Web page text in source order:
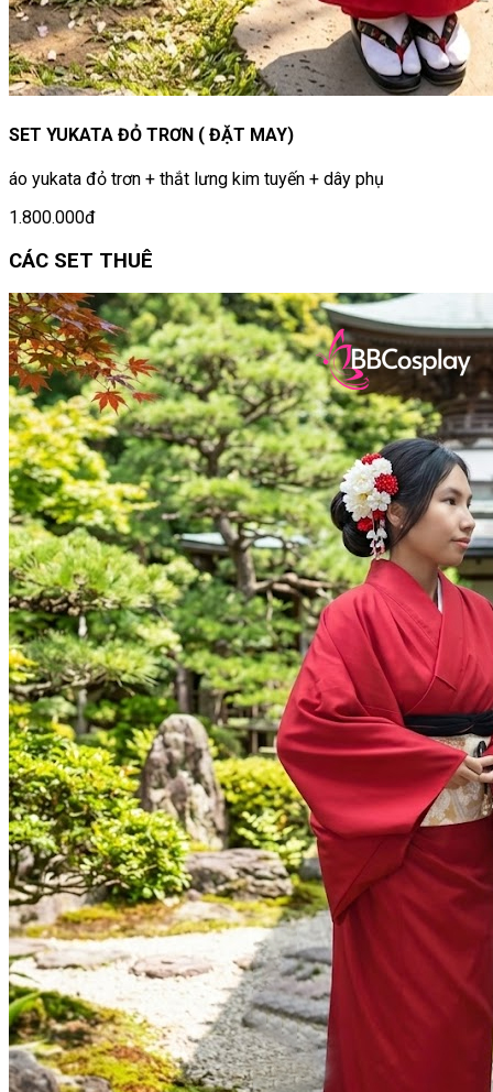
SET YUKATA ĐỎ TRƠN ( ĐẶT MAY)
áo yukata đỏ trơn + thắt lưng kim tuyến + dây phụ
1.800.000đ
CÁC SET THUÊ